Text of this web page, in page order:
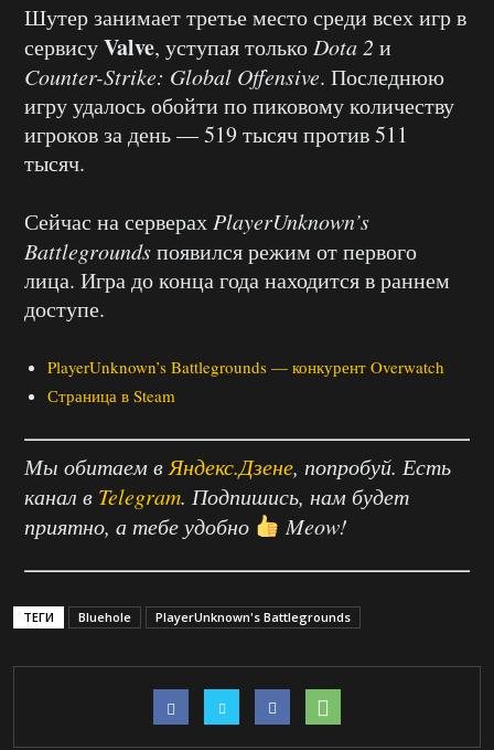
Шутер занимает третье место среди всех игр в
сервисуValve, уступая только Dota 2 и
Counter-Strike: Global Offensive. Последнюю
игру удалось обойти по пиковому количеству
игроков за день — 519 тысяч против 511
тысяч.
Сейчас на серверах PlayerUnknown’s
Battlegroundsпоявился режим от первого
лица. Игра до конца года находится в раннем
доступе.
PlayerUnknown’s Battlegrounds — конкурент Overwatch
Страница в Steam
Мы обитаем в Яндекс.Дзене, попробуй. Есть
канал в Telegram. Подпишись, нам будет
приятно, а тебе удобно
Meow!
ТЕГИ Bluehole PlayerUnknown's Battlegrounds